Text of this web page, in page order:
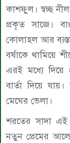
কাশফুল। স্বচ্ছ
প্রকৃত সাজে।
কোলাহল আর
বর্ষাকে থামিয়ে
এরই মধ্যে
বার্তা দিয়ে
মেঘের ভেলা।
শরতের সাদা
নতুন প্রেমের